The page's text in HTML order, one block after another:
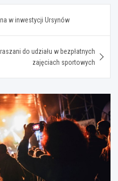
w inwestycji Ursynów
do udziału w bezpłatnych
zajęciach sportowych